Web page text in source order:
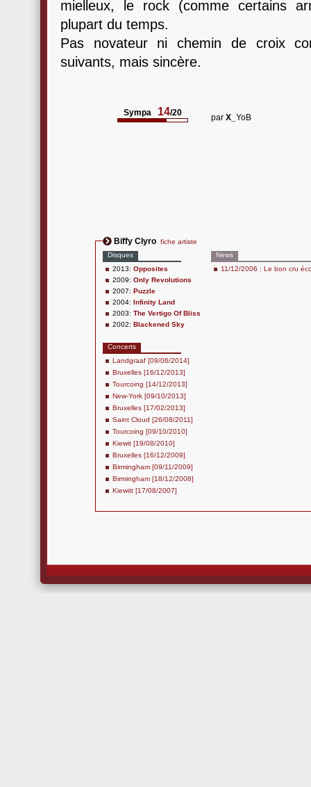
mielleux, le rock (comme certains
plupart du temps.
Pas novateur ni chemin de croix
suivants, mais sincère.
Sympa 14/20 par X_ YoB
Biffy Clyro fiche artiste
Disques
2013: Opposites
2009: Only Revolutions
2007: Puzzle
2004: Infinity Land
2003: The Vertigo Of Bliss
2002: Blackened Sky
Concerts
Landgraaf [09/06/2014]
Bruxelles [16/12/2013]
Tourcoing [14/12/2013]
New-York [09/10/2013]
Bruxelles [17/02/2013]
Saint Cloud [26/08/2011]
Tourcoing [09/10/2010]
Kiewit [19/08/2010]
Bruxelles [16/12/2009]
Birmingham [09/11/2009]
Birmingham [18/12/2008]
Kiewitt [17/08/2007]
News
11/12/2006 : Le bon cru